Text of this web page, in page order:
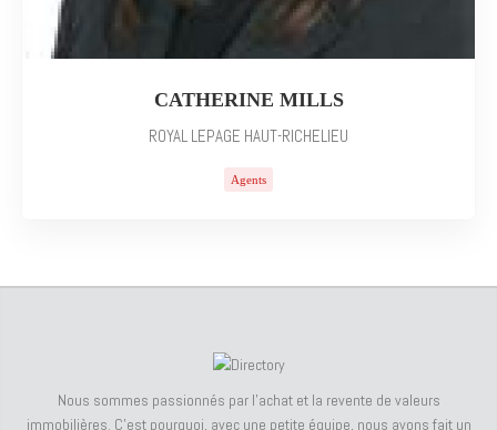
CATHERINE MILLS
ROYAL LEPAGE HAUT-RICHELIEU
Agents
Nous sommes passionnés par l'achat et la revente de valeurs
immobilières. C'est pourquoi, avec une petite équipe, nous avons fait un